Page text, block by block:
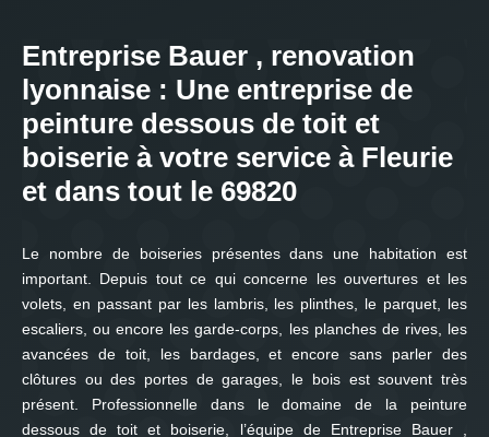
Entreprise Bauer , renovation
lyonnaise : Une entreprise de
peinture dessous de toit et
boiserie à votre service à Fleurie
et dans tout le 69820
Le nombre de boiseries présentes dans une habitation est
important. Depuis tout ce qui concerne les ouvertures et les
volets, en passant par les lambris, les plinthes, le parquet, les
escaliers, ou encore les garde-corps, les planches de rives, les
avancées de toit, les bardages, et encore sans parler des
clôtures ou des portes de garages, le bois est souvent très
présent. Professionnelle dans le domaine de la peinture
dessous de toit et boiserie, l’équipe de Entreprise Bauer ,